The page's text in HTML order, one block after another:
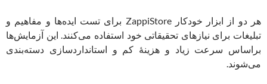
هر دو از ابزار خودکار ZappiStore برای تست ایده‌ها و مفاهیم و
تبلیغات برای نیازهای تحقیقاتی خود استفاده می‌کنند. این آزمایش‌ها
براساس سرعت زیاد و هزینۀ کم و استانداردسازی دسته‌بندی
می‌شوند.